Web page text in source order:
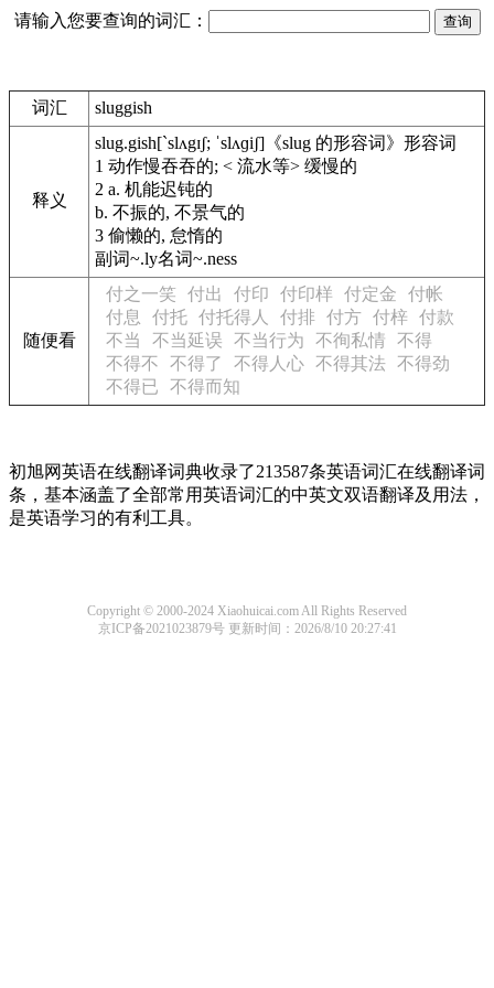
请输入您要查询的词汇：
词汇 sluggish
释义
slug.gish[`slʌgɪʃ; ˈslʌɡiʃ] 《slug 的形容词》 形容词
1 动作慢吞吞的; < 流水等> 缓慢的
2 a. 机能迟钝的
b. 不振的, 不景气的
3 偷懒的, 怠惰的
副词~.ly名词~.ness
随便看
付之一笑 付出 付印 付印样 付定金
付帐
付息
付托 付托得人 付排 付方 付梓 付款
不当
不当延误 不当行为 不徇私情
不得
不得不
不得了 不得人心 不得其法 不得劲
不得已
不得而知
初旭网英语在线翻译词典收录了213587条英语词汇在线翻译词
条，基本涵盖了全部常用英语词汇的中英文双语翻译及用法，
是英语学习的有利工具。
Copyright © 2000-2024 Xiaohuicai.com All Rights Reserved
京ICP备2021023879号更新时间：2026/8/10 20:27:41